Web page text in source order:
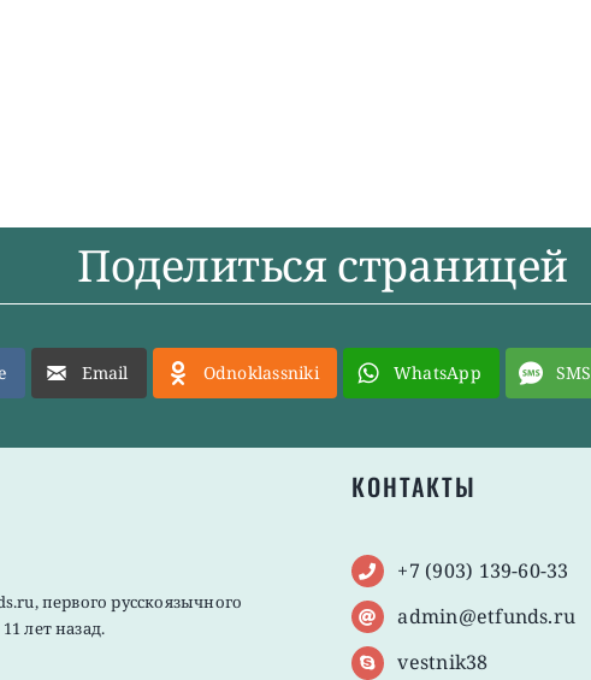
Поделиться страницей
Email Odnoklassniki WhatsApp SMS
первого русскоязычного
лет назад.
КОНТАКТЫ
+7 (903) 139-60-33
admin@etfunds.ru
vestnik38